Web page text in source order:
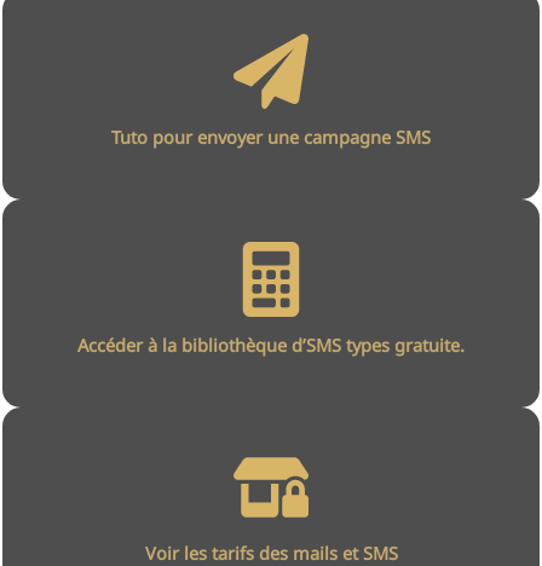
Tuto pour envoyer une campagne SMS
Accéder à la bibliothèque d’SMS types gratuite.
Voir les tarifs des mails et SMS